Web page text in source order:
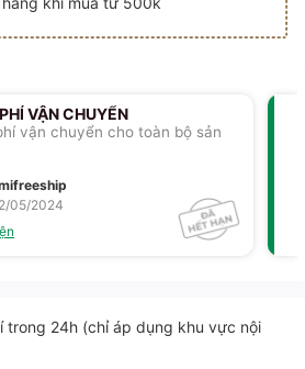
VẬN CHUYỂN
vận chuyển cho toàn bộ sản
05/2024
trong 24h (chỉ áp dụng khu vực nội